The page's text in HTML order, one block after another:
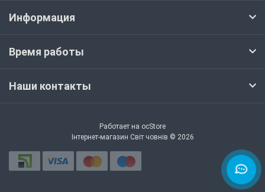
Информация
Время работы
Наши контакты
Работает на ocStore
Інтернет-магазин Світ човнів © 2026